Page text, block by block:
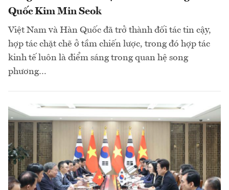
Quốc Kim Min Seok
Việt Nam và Hàn Quốc đã trở thành đối tác tin cậy,
hợp tác chặt chẽ ở tầm chiến lược, trong đó hợp tác
kinh tế luôn là điểm sáng trong quan hệ song
phương…